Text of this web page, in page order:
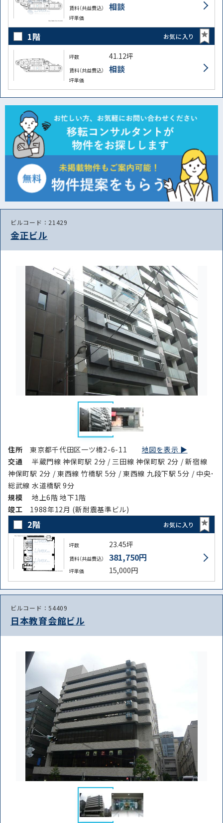
賃料（共益費込） 相談
坪単価
1階 お気に入り
坪数 41.12坪
賃料（共益費込） 相談
坪単価
ビルコード：21429
金正ビル
住所東京都千代田区一ツ橋2-6-11 地図を表示 ▶︎
交通
半蔵門線 神保町駅 2分 / 三田線 神保町駅 2分 / 新宿線
神保町駅 2分 / 東西線 竹橋駅 5分 / 東西線 九段下駅 5分 / 中央･
総武線 水道橋駅 9分
規模
地上6階 地下1階
竣⼯ 1988年12月 (新耐震基準ビル)
2階 お気に入り
坪数 23.45坪
賃料（共益費込） 381,750円
坪単価 15,000円
ビルコード：54409
日本教育会館ビル